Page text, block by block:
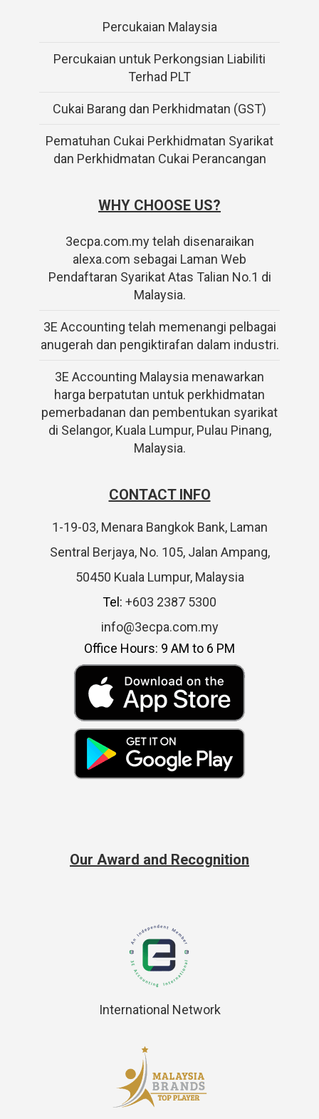
Percukaian Malaysia
Percukaian untuk Perkongsian Liabiliti
Terhad PLT
Cukai Barang dan Perkhidmatan (GST)
Pematuhan Cukai Perkhidmatan Syarikat
dan Perkhidmatan Cukai Perancangan
WHY CHOOSE US?
3ecpa.com.my telah disenaraikan
alexa.com sebagai Laman Web
Pendaftaran Syarikat Atas Talian No.1 di
Malaysia.
3E Accounting telah memenangi pelbagai
anugerah dan pengiktirafan dalam industri.
3E Accounting Malaysia menawarkan
harga berpatutan untuk perkhidmatan
pemerbadanan dan pembentukan syarikat
di Selangor, Kuala Lumpur, Pulau Pinang,
Malaysia.
CONTACT INFO
1-19-03, Menara Bangkok Bank, Laman
Sentral Berjaya, No. 105, Jalan Ampang,
50450 Kuala Lumpur, Malaysia
Tel: +603 2387 5300
info@3ecpa.com.my
Office Hours: 9 AM to 6 PM
Our Award and Recognition
International Network